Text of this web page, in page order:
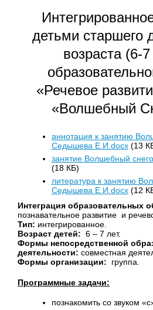
детьми старшего
возраста (6-
«Речевое
«Волшебный
аннотация к занятию
Седышева Е.И.docx(13
занятие Волшебный
(18 КБ)
литература к занятию
Седышева Е.И.docx(12
Интеграция образовательных
познавательное развитие и
Тип: интегрированное.
Возраст детей: 6 – 7 лет.
Формы непосредственной
деятельности: совместная
Формы организации: группа.
Программные задачи:
познакомить со звуком